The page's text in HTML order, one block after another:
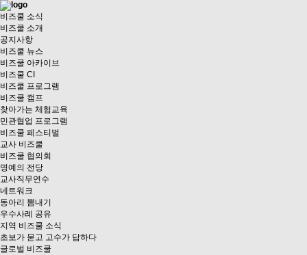
비즈쿨 소식
비즈쿨 소개
공지사항
비즈쿨 뉴스
비즈쿨 아카이브
비즈쿨 CI
비즈쿨 프로그램
비즈쿨 캠프
찾아가는 체험교육
민관협업 프로그램
비즈쿨 페스티벌
교사 비즈쿨
비즈쿨 협의회
명예의 전당
교사직무연수
네트워크
동아리 뽐내기
우수사례 공유
지역 비즈쿨 소식
초보가 묻고 고수가 답하다
글로벌 비즈쿨